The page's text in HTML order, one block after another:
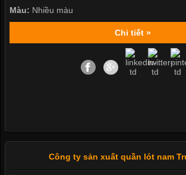
Màu: Nhiều màu
Chi tiết »
Công ty sản xuất quần lót nam